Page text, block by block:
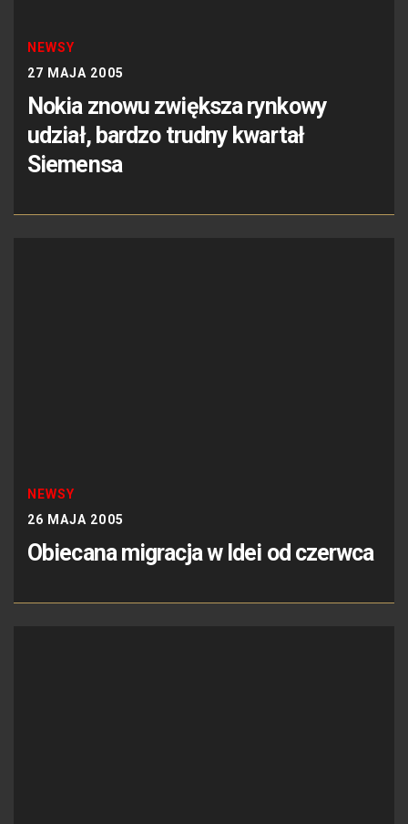
NEWSY
27 MAJA 2005
Nokia znowu zwiększa rynkowy
udział, bardzo trudny kwartał
Siemensa
NEWSY
26 MAJA 2005
Obiecana migracja w Idei od czerwca